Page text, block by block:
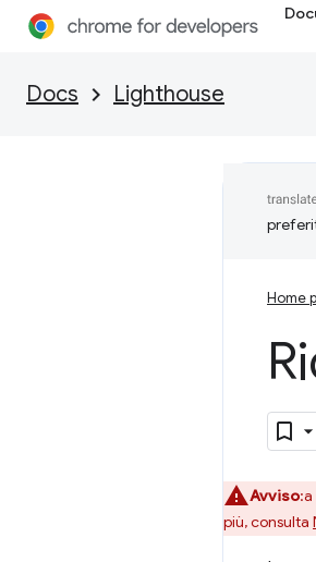
Docs Lighthouse
Home
Avviso
più, consulta